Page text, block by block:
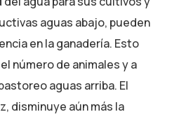
aguas abajo, pueden
en la ganadería. Esto
número de animales y a
aguas arriba. El
disminuye aún más la